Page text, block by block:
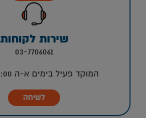
שירות לקוחות
03-7706061
המוקד פעיל בימים א-ה 08:00-16:00
לשיחה